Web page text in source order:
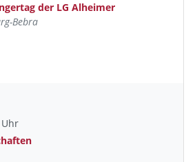
der LG Alheimer
Bebra
Uhr